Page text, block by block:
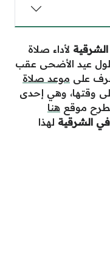
لأداء صلاة
عيد الأضحى عقب
على موعد صلاة
وقتها، وهي إحدى
موقع هنا
الشرقية لهذا